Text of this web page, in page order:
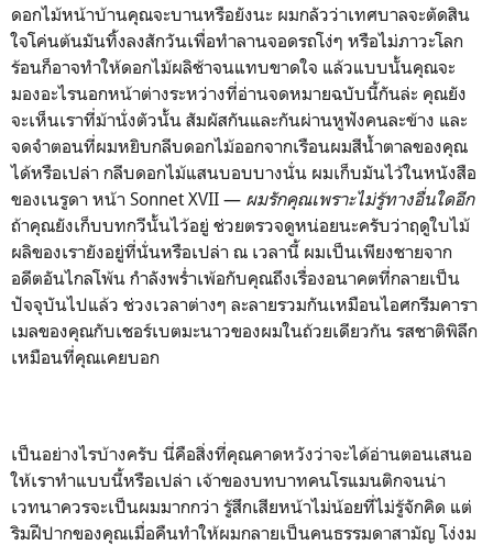
ดอกไม้หน้าบ้านคุณจะบานหรือยังนะ ผมกลัวว่าเทศบาลจะตัดสิน
ใจโค่นต้นมันทิ้งลงสักวันเพื่อทำลานจอดรถโง่ๆ หรือไม่ภาวะโลก
ร้อนก็อาจทำให้ดอกไม้ผลิช้าจนแทบขาดใจ แล้วแบบนั้นคุณจะ
มองอะไรนอกหน้าต่างระหว่างที่อ่านจดหมายฉบับนี้กันล่ะ คุณยัง
จะเห็นเราที่ม้านั่งตัวนั้น สัมผัสกันและกันผ่านหูฟังคนละข้าง และ
จดจำตอนที่ผมหยิบกลีบดอกไม้ออกจากเรือนผมสีน้ำตาลของคุณ
ได้หรือเปล่า กลีบดอกไม้แสนบอบบางนั่น ผมเก็บมันไว้ในหนังสือ
ของเนรูดา หน้า Sonnet XVII — ผมรักคุณเพราะไม่รู้ทางอื่นใดอีก
ถ้าคุณยังเก็บบทกวีนั้นไว้อยู่ ช่วยตรวจดูหน่อยนะครับว่าฤดูใบไม้
ผลิของเรายังอยู่ที่นั่นหรือเปล่า ณ เวลานี้ ผมเป็นเพียงชายจาก
อดีตอันไกลโพ้น กำลังพร่ำเพ้อกับคุณถึงเรื่องอนาคตที่กลายเป็น
ปัจจุบันไปแล้ว ช่วงเวลาต่างๆ ละลายรวมกันเหมือนไอศกรีมคารา
เมลของคุณกับเชอร์เบตมะนาวของผมในถ้วยเดียวกัน รสชาติพิลึก
เหมือนที่คุณเคยบอก
เป็นอย่างไรบ้างครับ นี่คือสิ่งที่คุณคาดหวังว่าจะได้อ่านตอนเสนอ
ให้เราทำแบบนี้หรือเปล่า เจ้าของบทบาทคนโรแมนติกจนน่า
เวทนาควรจะเป็นผมมากกว่า รู้สึกเสียหน้าไม่น้อยที่ไม่รู้จักคิด แต่
ริมฝีปากของคุณเมื่อคืนทำให้ผมกลายเป็นคนธรรมดาสามัญ โง่งม